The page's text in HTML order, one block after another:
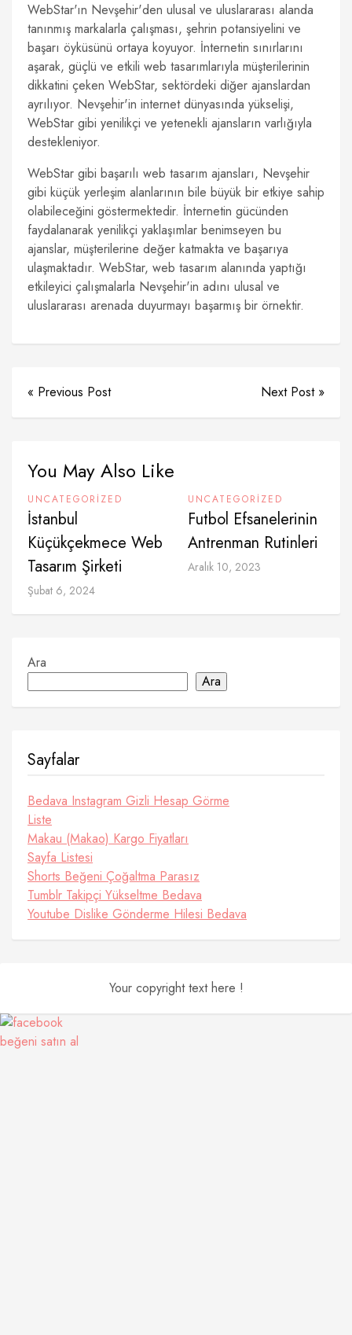
WebStar'ın Nevşehir'den ulusal ve uluslararası alanda
tanınmış markalarla çalışması, şehrin potansiyelini ve
başarı öyküsünü ortaya koyuyor. İnternetin sınırlarını
aşarak, güçlü ve etkili web tasarımlarıyla müşterilerinin
dikkatini çeken WebStar, sektördeki diğer ajanslardan
ayrılıyor. Nevşehir'in internet dünyasında yükselişi,
WebStar gibi yenilikçi ve yetenekli ajansların varlığıyla
destekleniyor.
WebStar gibi başarılı web tasarım ajansları, Nevşehir
gibi küçük yerleşim alanlarının bile büyük bir etkiye sahip
olabileceğini göstermektedir. İnternetin gücünden
faydalanarak yenilikçi yaklaşımlar benimseyen bu
ajanslar, müşterilerine değer katmakta ve başarıya
ulaşmaktadır. WebStar, web tasarım alanında yaptığı
etkileyici çalışmalarla Nevşehir'in adını ulusal ve
uluslararası arenada duyurmayı başarmış bir örnektir.
« Previous Post Next Post »
You May Also Like
UNCATEGORIZED
İstanbul
Küçükçekmece Web
Tasarım Şirketi
Şubat 6, 2024
UNCATEGORIZED
Futbol Efsanelerinin
Antrenman Rutinleri
Aralık 10, 2023
Ara
Ara
Sayfalar
Bedava Instagram Gizli Hesap Görme
Liste
Makau (Makao) Kargo Fiyatları
Sayfa Listesi
Shorts Beğeni Çoğaltma Parasız
Tumblr Takipçi Yükseltme Bedava
Youtube Dislike Gönderme Hilesi Bedava
Your copyright text here !